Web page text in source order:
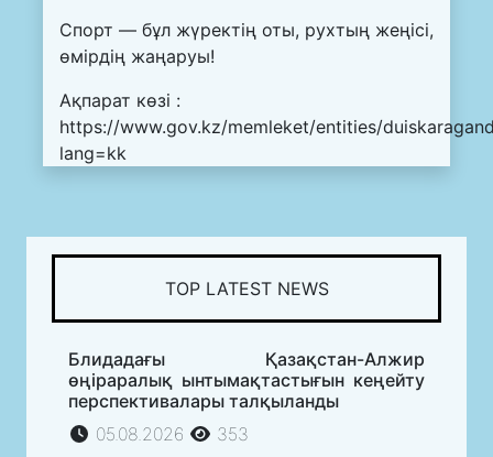
Спорт — бұл жүректің оты, рухтың жеңісі,
өмірдің жаңаруы!
Ақпарат көзі :
https://www.gov.kz/memleket/entities/
lang=kk
TOP LATEST NEWS
Блидадағы Қазақстан-Алжир
өңіраралық ынтымақтастығын кеңейту
перспективалары талқыланды
05.08.2026
353